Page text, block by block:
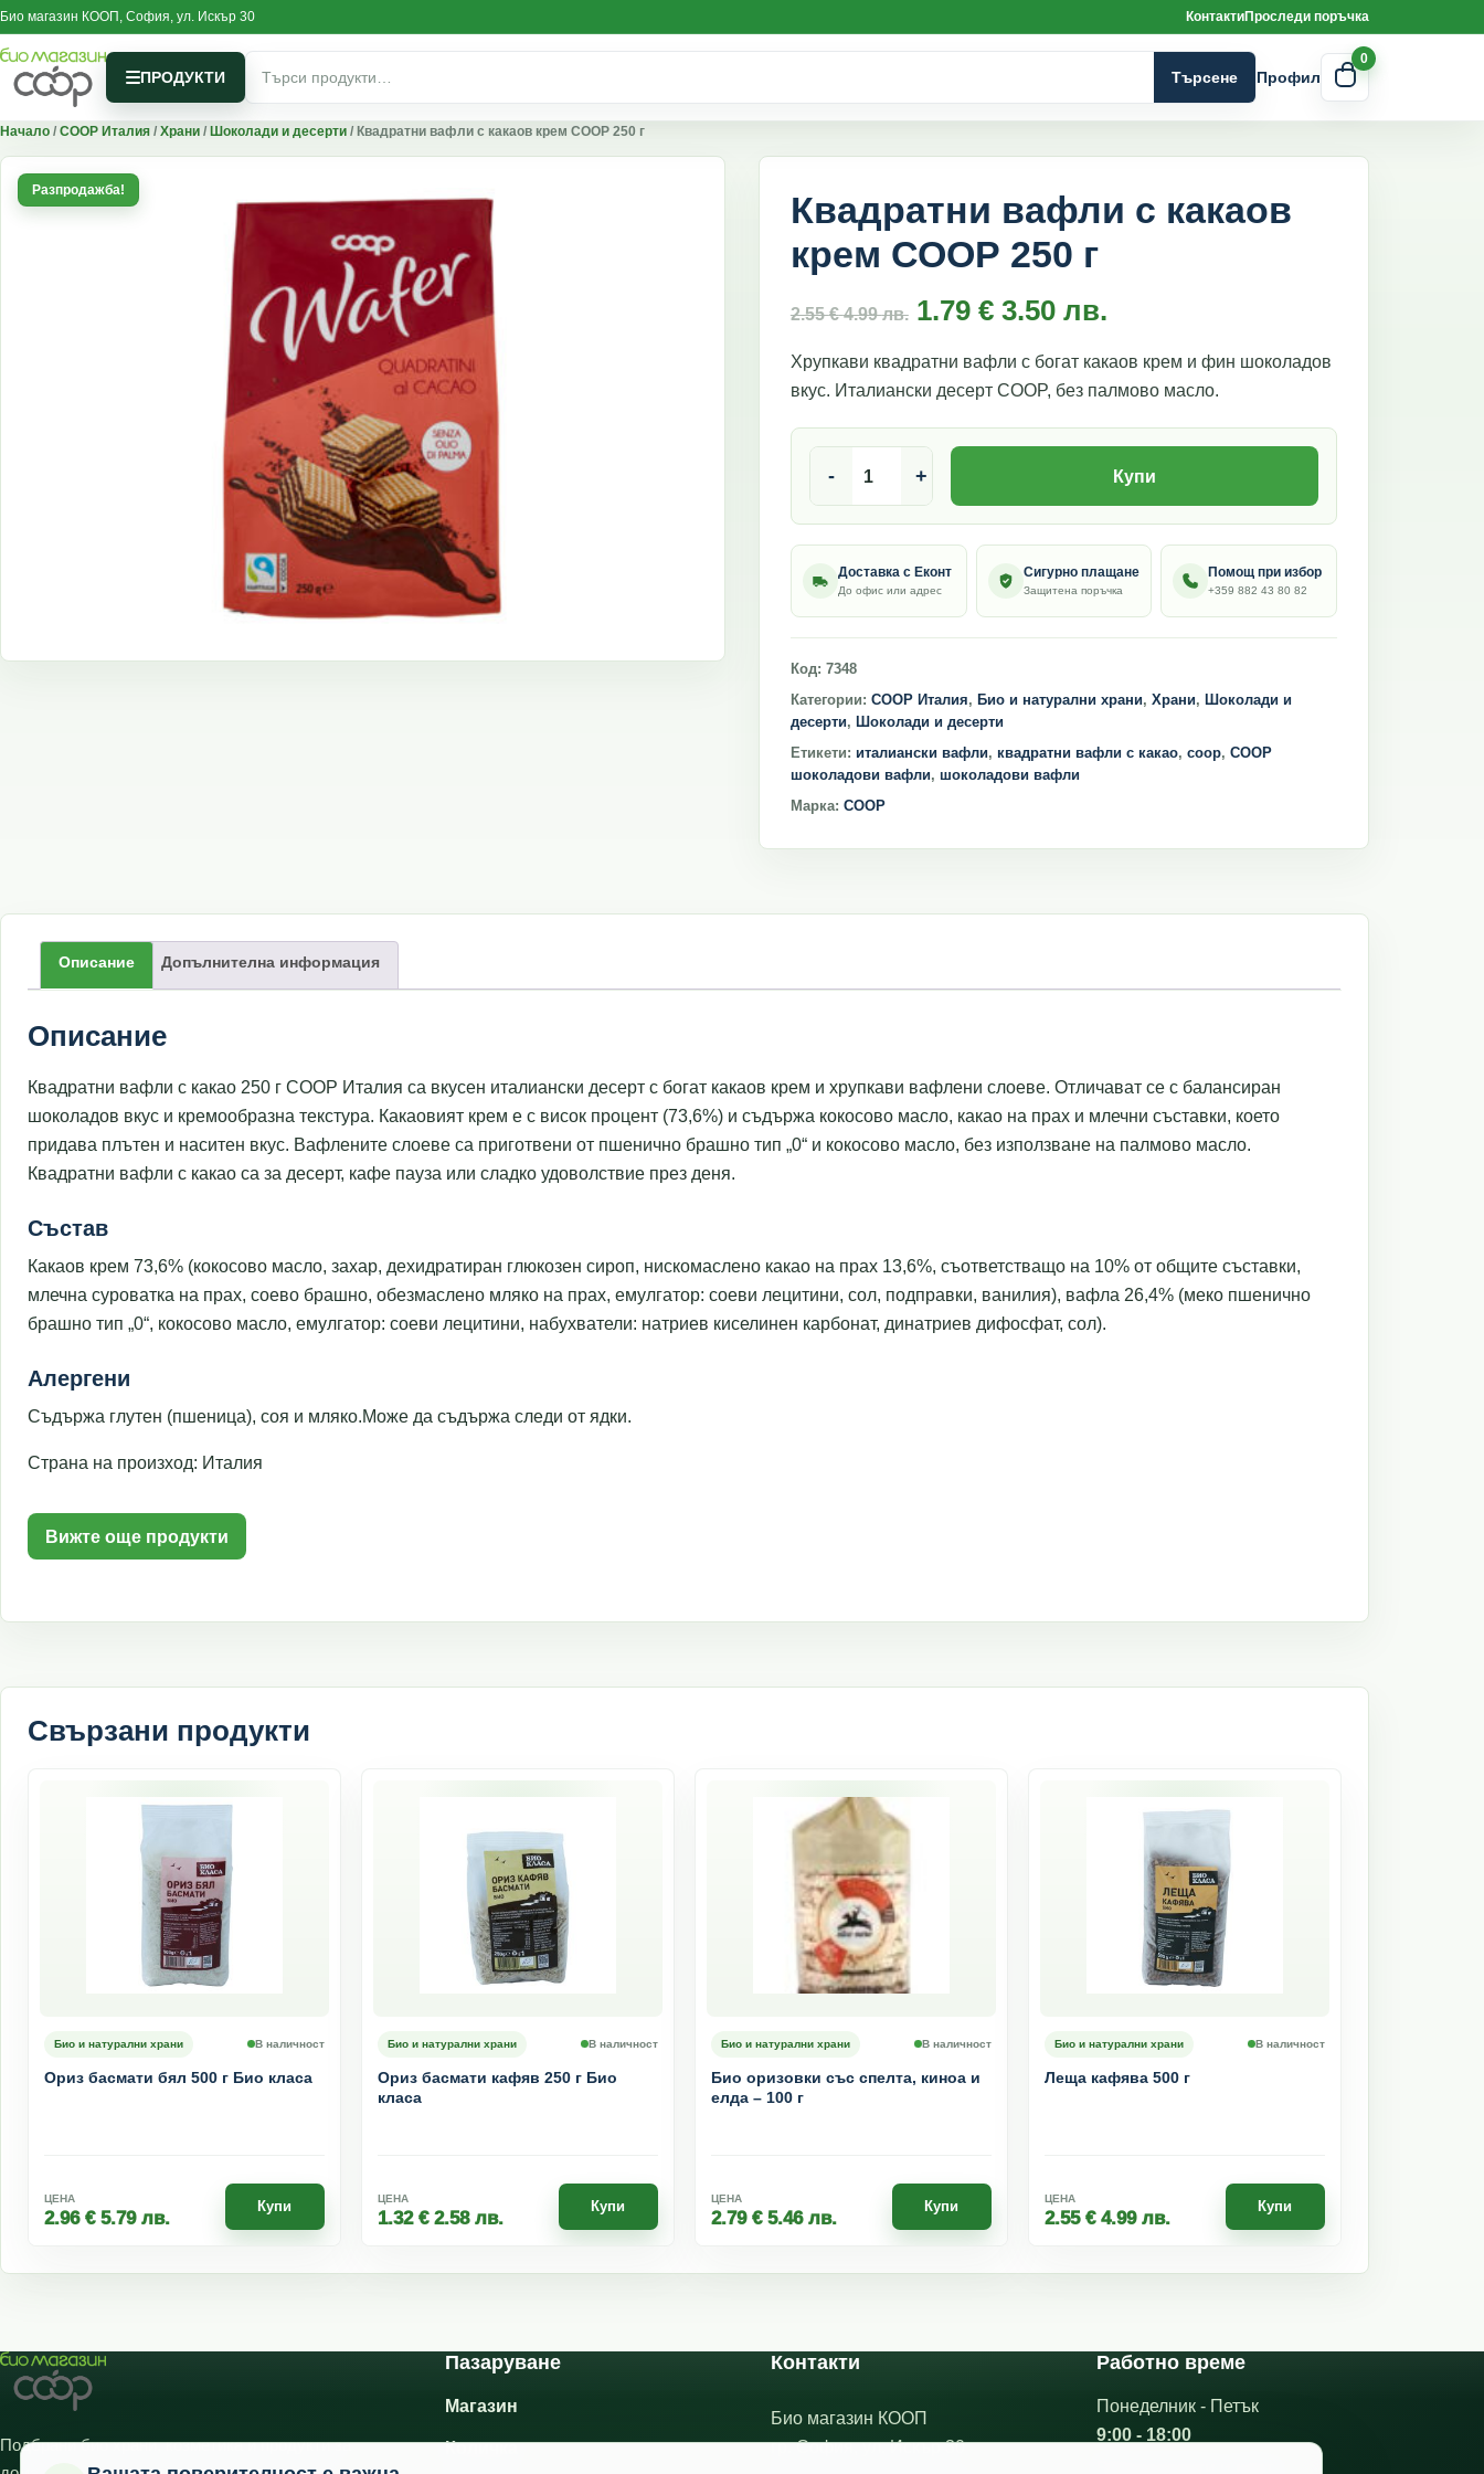
Skip to content
Био магазин КООП, София, ул. Искър 30 КонтактиПроследи поръчка
ПРОДУКТИ
Търсене за:
Търсене Профил
0
Начало / COOP Италия /Храни / Шоколади и десерти / Квадратни вафли с какаов крем СООР 250 г
Разпродажба!
Квадратни вафли с какаов
крем СООР 250 г
2.55€ 4.99лв. 1.79 € 3.50 лв.
Хрупкави квадратни вафли с богат какаов крем и фин шоколадов
вкус. Италиански десерт COOP, без палмово масло.
количество за Квадратни вафли с какаов крем СООР 250 г
- + Купи
Доставка с Еконт
До офис или адрес
Сигурно плащане
Защитена поръчка
Помощ при избор
+359 882 43 80 82
Код: 7348
Категории: COOP Италия, Био и натурални храни, Храни, Шоколади и
десерти, Шоколади и десерти
Етикети: италиански вафли, квадратни вафли с какао, соор, СООР
шоколадови вафли, шоколадови вафли
Марка: COOP
Описание Допълнителна информация
Описание
Квадратни вафли с какао 250 г COOP Италия са вкусен италиански десерт с богат какаов крем и хрупкави вафлени слоеве. Отличават се с балансиран
шоколадов вкус и кремообразна текстура. Какаовият крем е с висок процент (73,6%) и съдържа кокосово масло, какао на прах и млечни съставки, което
придава плътен и наситен вкус. Вафлените слоеве са приготвени от пшенично брашно тип „0“ и кокосово масло, без използване на палмово масло.
Квадратни вафли с какао са за десерт, кафе пауза или сладко удоволствие през деня.
Състав
Какаов крем 73,6% (кокосово масло, захар, дехидратиран глюкозен сироп, нискомаслено какао на прах 13,6%, съответстващо на 10% от общите съставки,
млечна суроватка на прах, соево брашно, обезмаслено мляко на прах, емулгатор: соеви лецитини, сол, подправки, ванилия), вафла 26,4% (меко пшенично
брашно тип „0“, кокосово масло, емулгатор: соеви лецитини, набухватели: натриев киселинен карбонат, динатриев дифосфат, сол).
Алергени
Съдържа глутен (пшеница), соя и мляко.Може да съдържа следи от ядки.
Страна на произход: Италия
Вижте още продукти
Свързани продукти
Био и натурални храни В наличност
Ориз басмати бял 500 г Био класа
ЦЕНА
2.96 € 5.79 лв.
Купи
Био и натурални храни В наличност
Ориз басмати кафяв 250 г Био
класа
ЦЕНА
1.32 € 2.58 лв.
Купи
Био и натурални храни В наличност
Био оризовки със спелта, киноа и
елда – 100 г
ЦЕНА
2.79 € 5.46 лв.
Купи
Био и натурални храни В наличност
Леща кафява 500 г
ЦЕНА
2.55 € 4.99 лв.
Купи
Подбрани био храни, козметика и продукти за
Пазаруване
Магазин
Количка
Контакти
Био магазин КООП
гр. София, ул. Искър 30
Работно време
Понеделник - Петък
9:00 - 18:00